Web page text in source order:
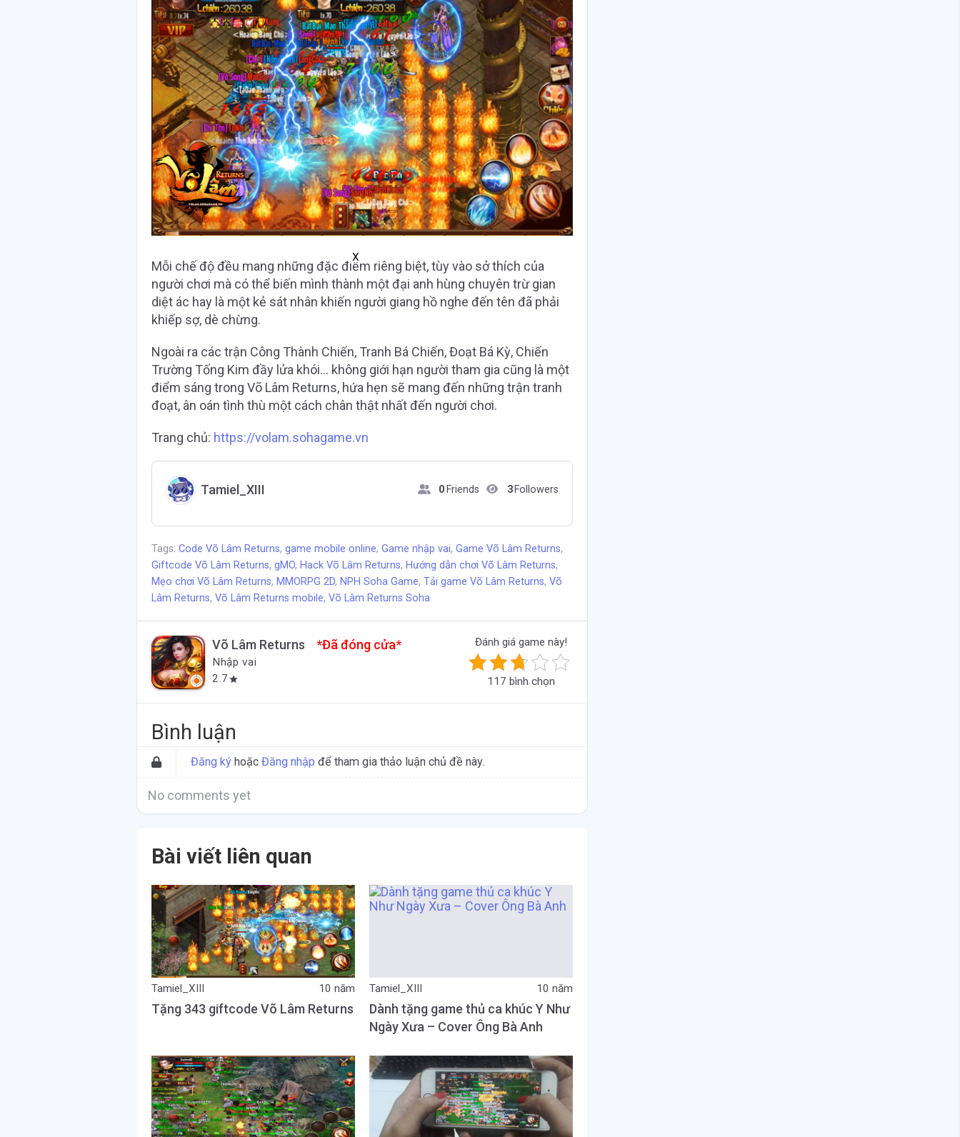
X
Mỗi chế độ đều mang những đặc điểm riêng biệt, tùy vào sở thích của
người chơi mà có thể biến mình thành một đại anh hùng chuyên trừ gian
diệt ác hay là một kẻ sát nhân khiến người giang hồ nghe đến tên đã phải
khiếp sợ, dè chừng.
Ngoài ra các trận Công Thành Chiến, Tranh Bá Chiến, Đoạt Bá Kỳ, Chiến
Trường Tống Kim đầy lửa khói… không giới hạn người tham gia cũng là một
điểm sáng trong Võ Lâm Returns, hứa hẹn sẽ mang đến những trận tranh
đoạt, ân oán tình thù một cách chân thật nhất đến người chơi.
Trang chủ: https://volam.sohagame.vn
Tamiel_XIII 0 Friends 3 Followers
Tags: Code Võ Lâm Returns, game mobile online, Game nhập vai, Game Võ Lâm Returns,
Giftcode Võ Lâm Returns, gMO, Hack Võ Lâm Returns, Hướng dẫn chơi Võ Lâm Returns,
Mẹo chơi Võ Lâm Returns, MMORPG 2D, NPH Soha Game, Tải game Võ Lâm Returns, Võ
Lâm Returns, Võ Lâm Returns mobile, Võ Lâm Returns Soha
Võ Lâm Returns *Đã đóng cửa*
Nhập vai
2.7 star
Đánh giá game này!
117 bình chọn
Bình luận
Đăng ký hoặc Đăng nhập để tham gia thảo luận chủ đề này.
No comments yet
Bài viết liên quan
Tamiel_XIII 10 năm
Tặng 343 giftcode Võ Lâm Returns
Tamiel_XIII 10 năm
Dành tặng game thủ ca khúc Y Như
Ngày Xưa – Cover Ông Bà Anh